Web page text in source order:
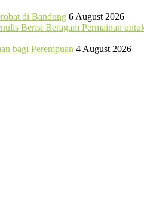
di Bandung 6 August 2026
Berisi Beragam Permainan
bagi Perempuan 4 August 2026